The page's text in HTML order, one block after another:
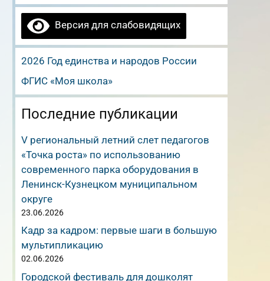
Версия для слабовидящих
2026 Год единства и народов России
ФГИС «Моя школа»
Последние публикации
V региональный летний слет педагогов
«Точка роста» по использованию
современного парка оборудования в
Ленинск-Кузнецком муниципальном
округе
23.06.2026
Кадр за кадром: первые шаги в большую
мультипликацию
02.06.2026
Городской фестиваль для дошколят